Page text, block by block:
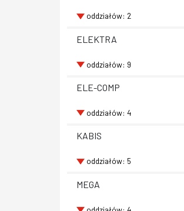
oddziałów: 2
ELEKTRA
oddziałów: 9
ELE-COMP
oddziałów: 4
KABIS
oddziałów: 5
MEGA